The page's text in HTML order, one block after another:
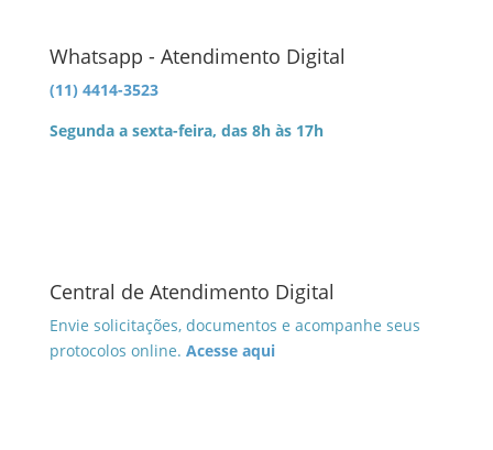
Whatsapp - Atendimento Digital
(11) 4414-3523
Segunda a sexta-feira, das 8h às 17h
Central de Atendimento Digital
Envie solicitações, documentos e acompanhe seus
protocolos online. Acesse aqui